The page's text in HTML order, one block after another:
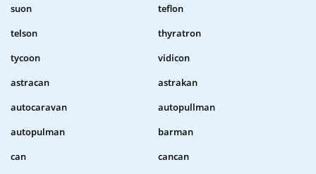
suon
teflon
telson
thyratron
tycoon
vidicon
astracan
astrakan
autocaravan
autopullman
autopulman
barman
can
cancan